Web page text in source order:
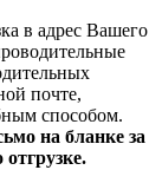
в адрес Вашего
почте,
способом.
на бланке за